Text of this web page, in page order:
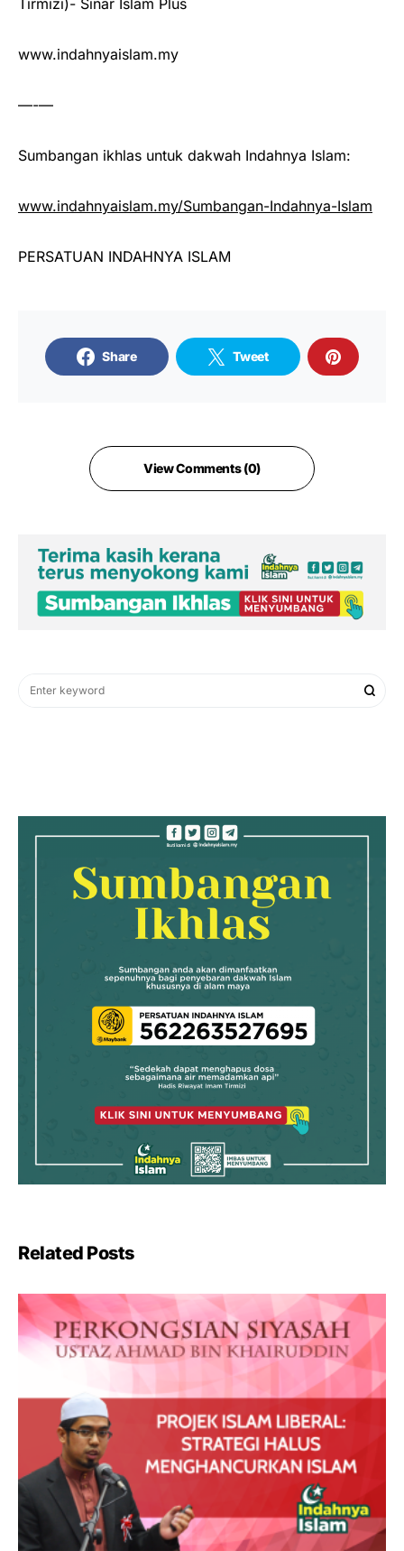
www.indahnyaislam.my
—-—
Sumbangan ikhlas untuk dakwah Indahnya Islam:
www.indahnyaislam.my/Sumbangan-Indahnya-Islam
PERSATUAN INDAHNYA ISLAM
Share Tweet
View Comments (0)
Related Posts